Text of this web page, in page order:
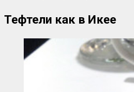
Тефтели как в Икее